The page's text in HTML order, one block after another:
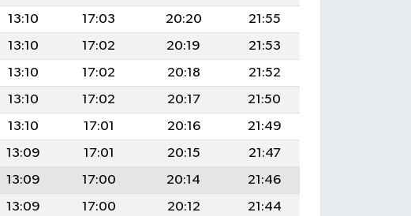
13:10 17:03 20:20
21:55
13:10 17:02 20:19
21:53
13:10 17:02 20:18
21:52
13:10 17:02 20:17
21:50
13:10 17:01 20:16
21:49
13:09 17:01 20:15
21:47
13:09 17:00 20:14
21:46
13:09 17:00 20:12
21:44